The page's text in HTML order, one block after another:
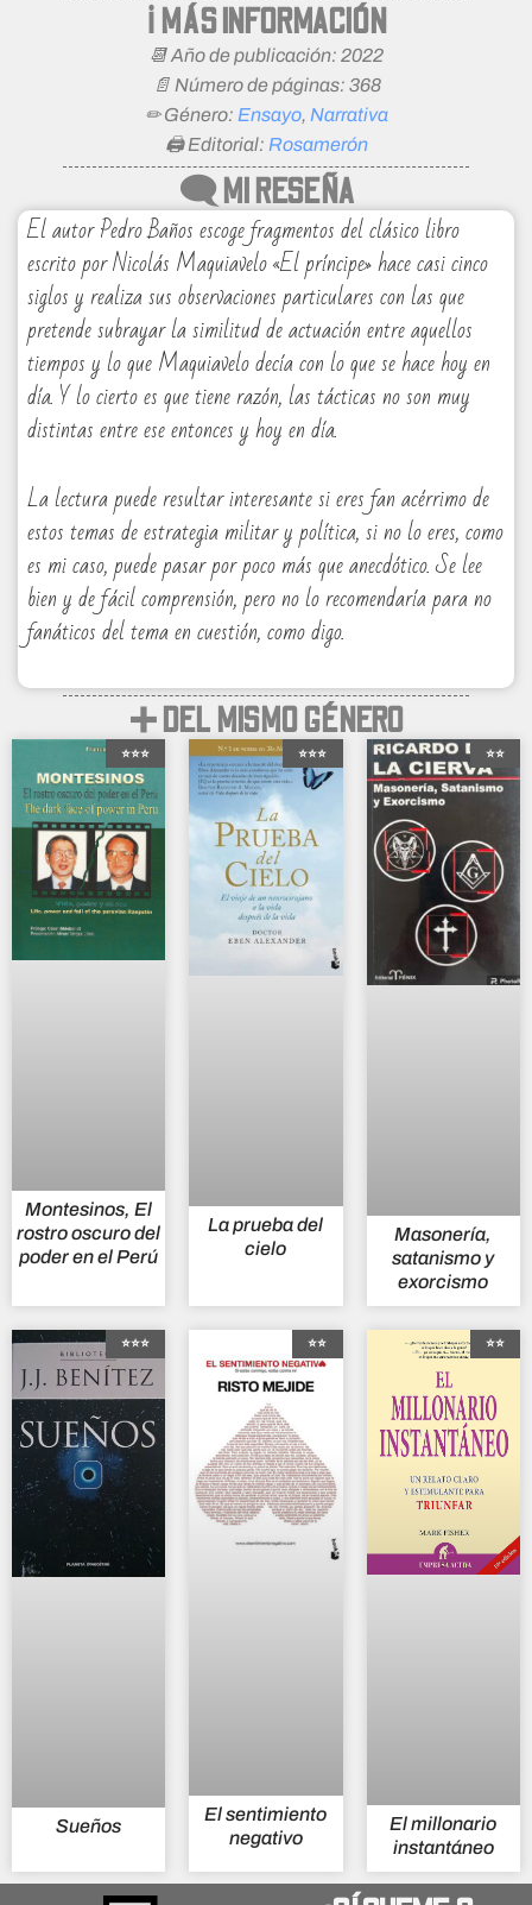
ℹ MÁS INFORMACIÓN
📆 Año de publicación: 2022
📄 Número de páginas: 368
✏ Género: Ensayo, Narrativa
🖨 Editorial: Rosamerón
🗨 MI RESEÑA
El autor Pedro Baños escoge fragmentos del clásico libro
escrito por Nicolás Maquiavelo «El príncipe» hace casi cinco
siglos y realiza sus observaciones particulares con las que
pretende subrayar la similitud de actuación entre aquellos
tiempos y lo que Maquiavelo decía con lo que se hace hoy en
día. Y lo cierto es que tiene razón, las tácticas no son muy
distintas entre ese entonces y hoy en día.
La lectura puede resultar interesante si eres fan acérrimo de
estos temas de estrategia militar y política, si no lo eres, como
es mi caso, puede pasar por poco más que anecdótico. Se lee
bien y de fácil comprensión, pero no lo recomendaría para no
fanáticos del tema en cuestión, como digo.
➕ DEL MISMO GÉNERO
⭐⭐⭐
Montesinos, El
rostro oscuro del
poder en el Perú
⭐⭐⭐
La prueba del
cielo
⭐⭐
Masonería,
satanismo y
exorcismo
⭐⭐⭐
Sueños
⭐⭐
El sentimiento
negativo
⭐⭐
El millonario
instantáneo